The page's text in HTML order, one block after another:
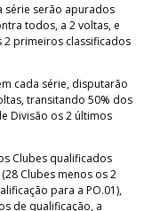
série serão apurados
todos, a 2 voltas, e
2 primeiros classificados
cada série, disputarão
transitando 50% dos
Divisão os 2 últimos
Clubes qualificados
Clubes menos os 2
para a PO.01),
de qualificação, a